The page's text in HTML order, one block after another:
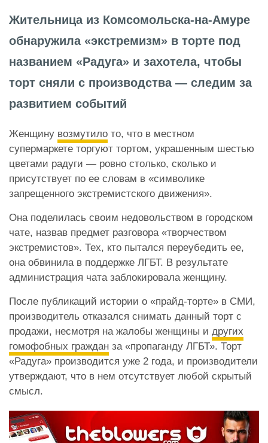
Жительница из Комсомольска-на-Амуре
обнаружила «экстремизм» в торте под
названием «Радуга» и захотела, чтобы
торт сняли с производства — следим за
развитием событий
Женщину возмутило то, что в местном
супермаркете торгуют тортом, украшенным шестью
цветами радуги — ровно столько, сколько и
присутствует по ее словам в «символике
запрещенного экстремистского движения».
Она поделилась своим недовольством в городском
чате, назвав предмет разговора «творчеством
экстремистов». Тех, кто пытался переубедить ее,
она обвинила в поддержке ЛГБТ. В результате
администрация чата заблокировала женщину.
После публикаций истории о «прайд-торте» в СМИ,
производитель отказался снимать данный торт с
продажи, несмотря на жалобы женщины и других
гомофобных граждан за «пропаганду ЛГБТ». Торт
«Радуга» производится уже 2 года, и производители
утверждают, что в нем отсутствует любой скрытый
смысл.